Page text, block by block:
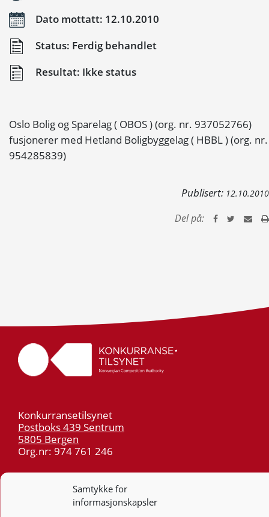
Samtykke for
informasjonskapsler
Dato mottatt: 12.10.2010
Status: Ferdig behandlet
Resultat: Ikke status
Oslo Bolig og Sparelag ( OBOS ) (org. nr. 937052766)
fusjonerer med Hetland Boligbyggelag ( HBBL ) (org. nr.
954285839)
Publisert: 12.10.2010
Del på:
Konkurransetilsynet
Postboks 439 Sentrum
5805 Bergen
Org.nr: 974 761 246
55 59 75 00
post@kt.no